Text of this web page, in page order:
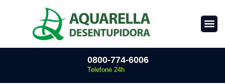
0800-774-6006
Telefone 24h